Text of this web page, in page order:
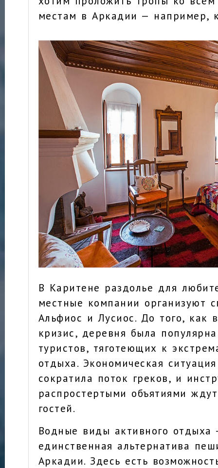
местам в Аркадии — например,
В Каритене раздолье для
местные компании организуют
Альфиос и Лусиос. До того, как
кризис, деревня была
туристов, тяготеющих к
отдыха. Экономическая
сократила поток греков, и
распростертыми объятиями
гостей.
Водные виды активного отдыха
единственная альтернатива
Аркадии. Здесь есть